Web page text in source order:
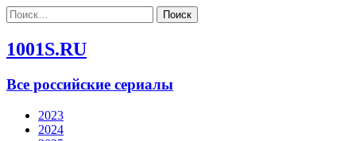
Найти:
1001S.RU
Все российские сериалы
2023
2024